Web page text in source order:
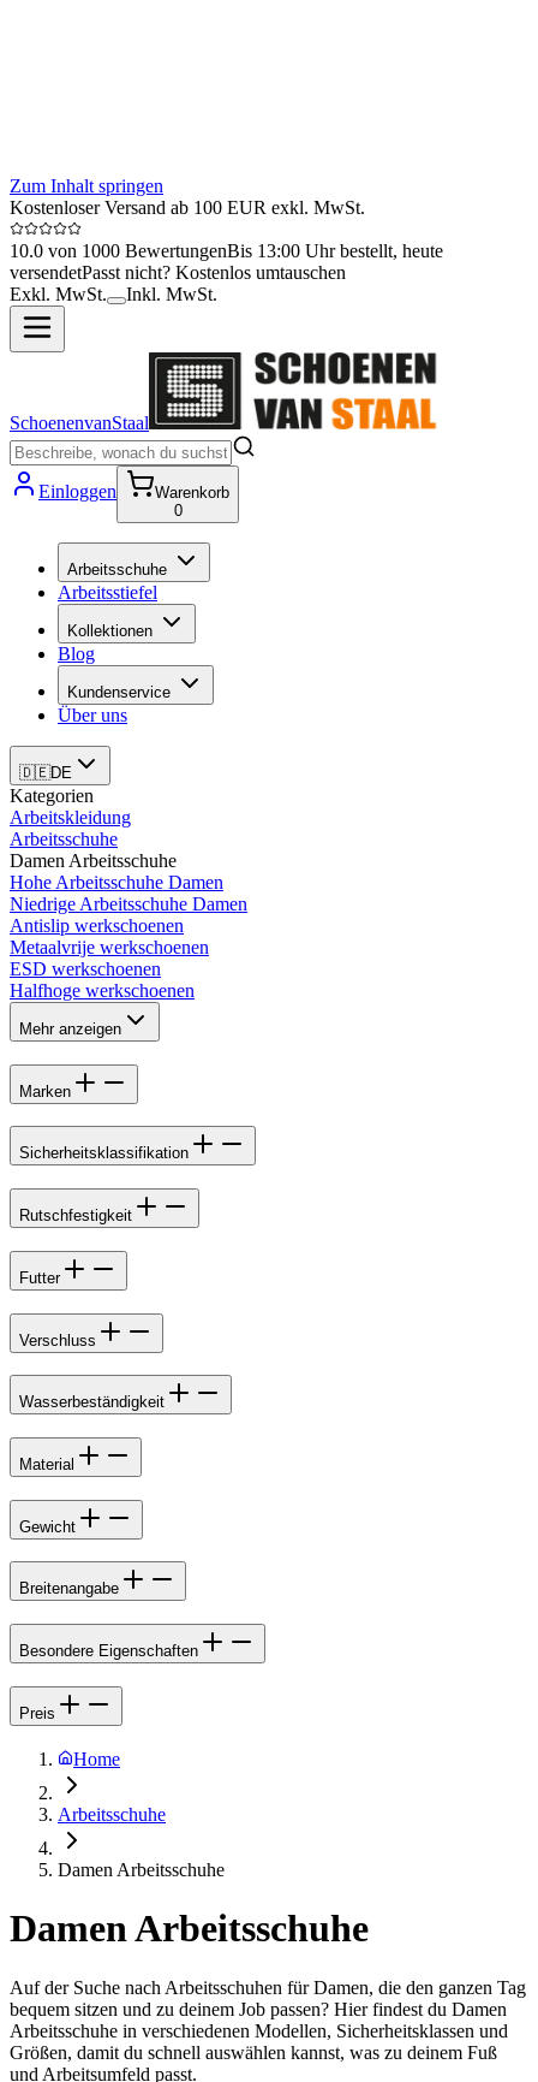
Zum Inhalt springen
Kostenloser Versand ab 100 EUR exkl. MwSt.
10.0 von 1000 BewertungenBis 13:00 Uhr bestellt, heute
versendetPasst nicht? Kostenlos umtauschen
Exkl. MwSt.
Inkl. MwSt.
SchoenenvanStaal
Einloggen
Warenkorb
0
Arbeitsschuhe
Arbeitsstiefel
Kollektionen
Blog
Kundenservice
Über uns
🇩🇪DE
Kategorien
Arbeitskleidung
Arbeitsschuhe
Damen Arbeitsschuhe
Hohe Arbeitsschuhe Damen
Niedrige Arbeitsschuhe Damen
Antislip werkschoenen
Metaalvrije werkschoenen
ESD werkschoenen
Halfhoge werkschoenen
Mehr anzeigen
Marken
Sicherheitsklassifikation
Rutschfestigkeit
Futter
Verschluss
Wasserbeständigkeit
Material
Gewicht
Breitenangabe
Besondere Eigenschaften
Preis
Home
Arbeitsschuhe
Damen Arbeitsschuhe
Damen Arbeitsschuhe
Auf der Suche nach Arbeitsschuhen für Damen, die den ganzen Tag
bequem sitzen und zu deinem Job passen? Hier findest du Damen
Arbeitsschuhe in verschiedenen Modellen, Sicherheitsklassen und
Größen, damit du schnell auswählen kannst, was zu deinem Fuß
und Arbeitsumfeld passt.